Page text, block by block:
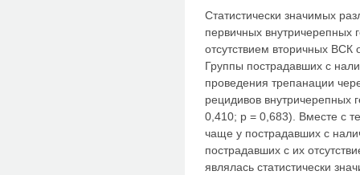
Статистически значимых
первичных внутричерепных
отсутствием вторичных
Группы пострадавших с
проведения трепанации
рецидивов внутричерепных
0,410; р = 0,683). Вместе с
чаще у пострадавших с
пострадавших с их
являлась статистически